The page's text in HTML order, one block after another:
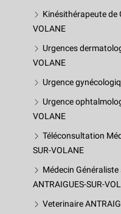
Kinésithérapeute de
VOLANE
Urgences
VOLANE
Urgence
Urgence
VOLANE
Téléconsultation
SUR-VOLANE
Médecin
ANTRAIGUES-SUR-
Veterinaire